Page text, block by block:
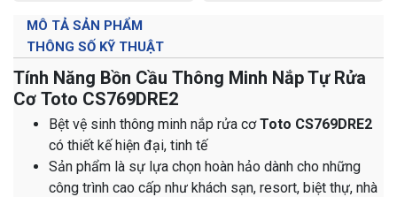
MÔ TẢ SẢN PHẨM
THÔNG SỐ KỸ THUẬT
Tính Năng Bồn Cầu Thông Minh Nắp Tự Rửa
Cơ Toto CS769DRE2
Bệt vệ sinh thông minh nắp rửa cơToto CS769DRE2
có thiết kế hiện đại, tinh tế
Sản phẩm là sự lựa chọn hoàn hảo dành cho những
công trình cao cấp như khách sạn, resort, biệt thự, nhà